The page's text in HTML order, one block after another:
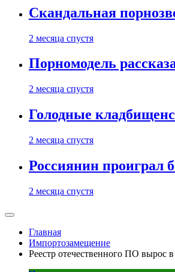
Скандальная
2 месяца спустя
Порномодель
2 месяца спустя
Голодные
2 месяца спустя
Россиянин проиграл
2 месяца спустя
Главная
Импортозамещение
Реестр отечественного ПО вырос в